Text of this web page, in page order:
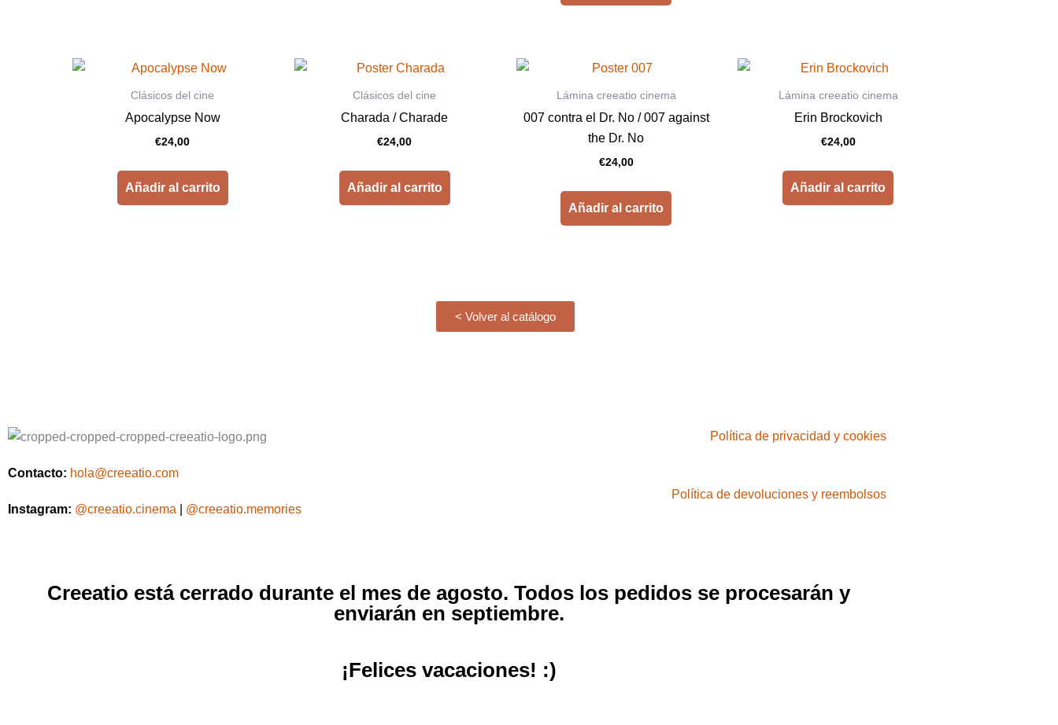
Clásicos del cine
Apocalypse Now
€24,00
Añadir al carrito
Clásicos del cine
Charada / Charade
€24,00
Añadir al carrito
Lámina creeatio cinema
007 contra el Dr. No / 007 against
the Dr. No
€24,00
Añadir al carrito
Lámina creeatio cinema
Erin Brockovich
€24,00
Añadir al carrito
< Volver al catálogo
Contacto: hola@creeatio.com
Instagram: @creeatio.cinema @creeatio.memories
Política de privacidad y cookies
Política de devoluciones y reembolsos
Creeatio está cerrado durante el mes de agosto. Todos los pedidos se procesarán y
enviarán en septiembre.
¡Felices vacaciones! :)